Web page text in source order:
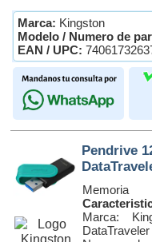
Marca: Kingston
Modelo / Numero de
EAN / UPC:
Pendrive
Marca: